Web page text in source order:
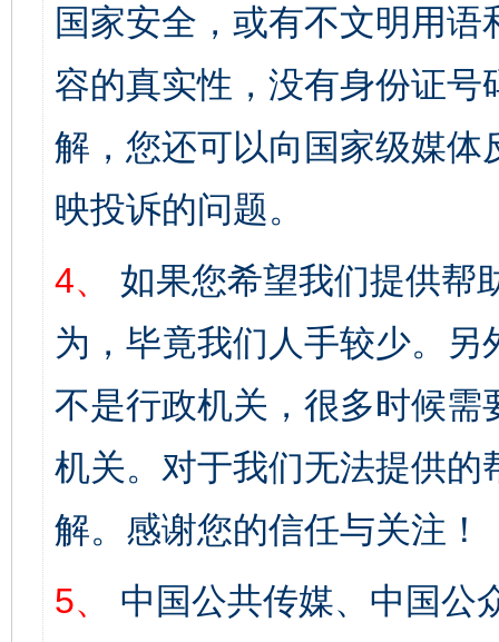
国家安全，或有不文明用
容的真实性，没有身份证
解，您还可以向国家级媒
映投诉的问题。
4、
如果您希望我们提供帮
为，毕竟我们人手较少。
不是行政机关，很多时候
机关。对于我们无法提供
解。感谢您的信任与关注！
5、
中国公共传媒、中国公